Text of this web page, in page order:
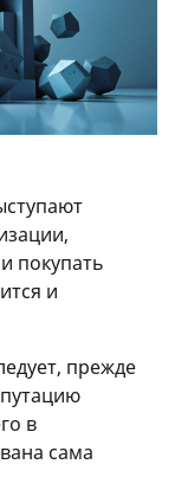
покупать
и
прежде
в
сама